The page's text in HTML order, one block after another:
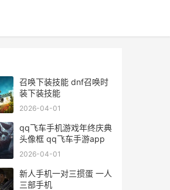
召唤下装技能 dnf召唤时
装下装技能
2026-04-01
qq飞车手机游戏年终庆典
头像框 qq飞车手游app
2026-04-01
新人手机一对三掼蛋 一人
三部手机